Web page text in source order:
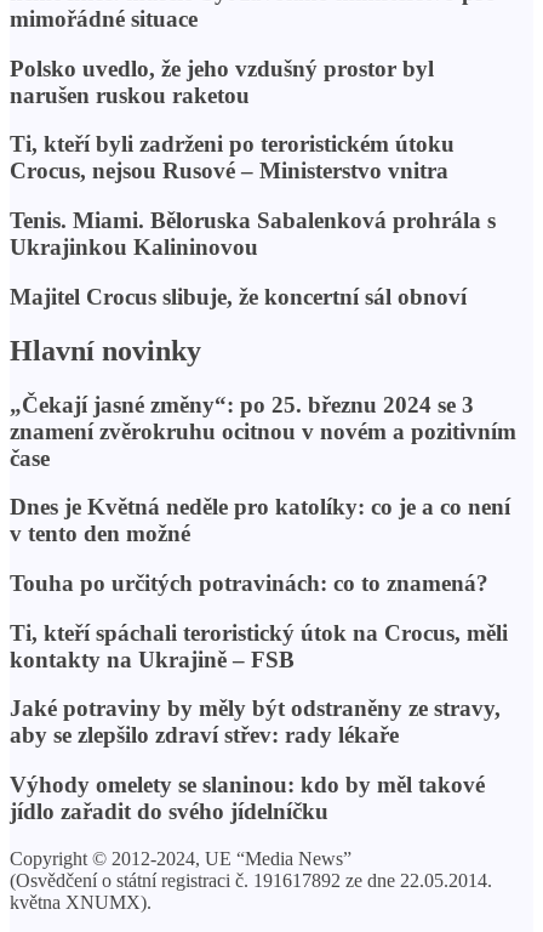
mimořádné situace
Polsko uvedlo, že jeho vzdušný prostor byl
narušen ruskou raketou
Ti, kteří byli zadrženi po teroristickém útoku
Crocus, nejsou Rusové – Ministerstvo vnitra
Tenis. Miami. Běloruska Sabalenková prohrála s
Ukrajinkou Kalininovou
Majitel Crocus slibuje, že koncertní sál obnoví
Hlavní novinky
„Čekají jasné změny“: po 25. březnu 2024 se 3
znamení zvěrokruhu ocitnou v novém a pozitivním
čase
Dnes je Květná neděle pro katolíky: co je a co není
v tento den možné
Touha po určitých potravinách: co to znamená?
Ti, kteří spáchali teroristický útok na Crocus, měli
kontakty na Ukrajině – FSB
Jaké potraviny by měly být odstraněny ze stravy,
aby se zlepšilo zdraví střev: rady lékaře
Výhody omelety se slaninou: kdo by měl takové
jídlo zařadit do svého jídelníčku
Copyright © 2012-2024, UE “Media News”
(Osvědčení o státní registraci č. 191617892 ze dne 22.05.2014.
května XNUMX).